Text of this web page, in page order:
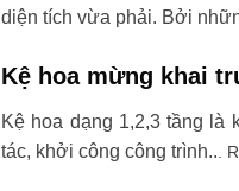
diện tích vừa phải. Bởi
Kệ hoa mừng khai
Kệ hoa dạng 1,2,3 tầng
tác, khởi công công trình.. .